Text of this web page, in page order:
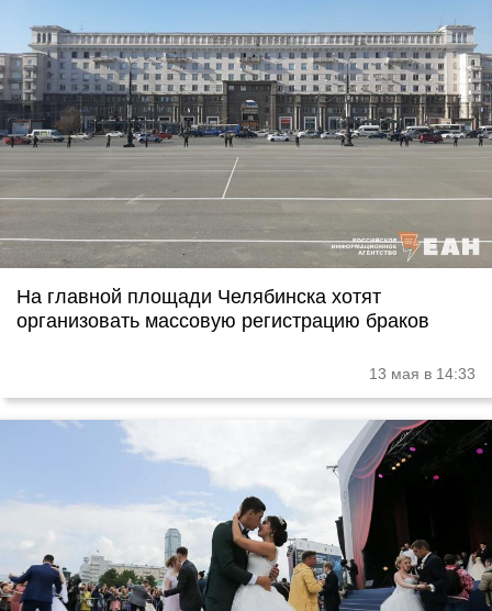
На главной площади Челябинска хотят
организовать массовую регистрацию браков
13 мая в 14:33